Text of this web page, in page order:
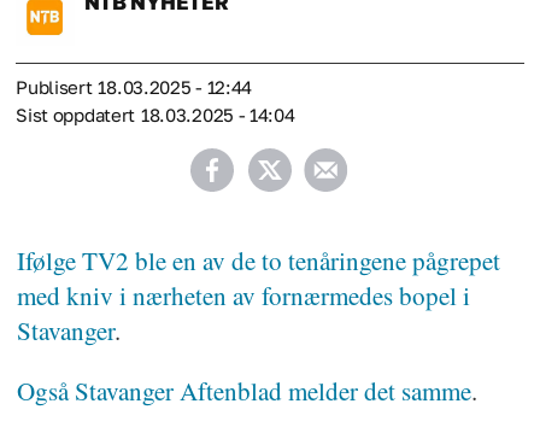
Publisert
18.03.2025 - 12:44
Sist oppdatert
18.03.2025 - 14:04
Ifølge TV2 ble en av de to tenåringene pågrepet
med kniv i nærheten av fornærmedes bopel i
Stavanger.
Også Stavanger Aftenblad melder det samme.